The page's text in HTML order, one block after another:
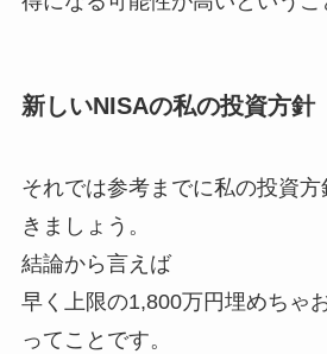
新しいNISAの私の投資方針
それでは参考までに私の投資
きましょう。
結論から言えば
早く上限の1,800万円埋めちゃ
ってことです。